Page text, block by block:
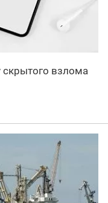
скрытого взлома